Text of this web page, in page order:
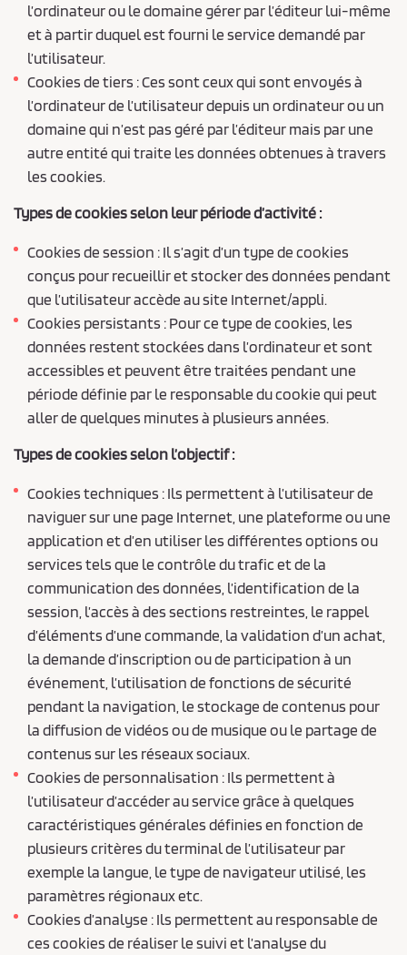
l’ordinateur ou le domaine gérer par l’éditeur lui-même
et à partir duquel est fourni le service demandé par
l’utilisateur.
Cookies de tiers : Ces sont ceux qui sont envoyés à
l’ordinateur de l’utilisateur depuis un ordinateur ou un
domaine qui n’est pas géré par l’éditeur mais par une
autre entité qui traite les données obtenues à travers
les cookies.
Types de cookies selon leur période d’activité :
Cookies de session : Il s’agit d’un type de cookies
conçus pour recueillir et stocker des données pendant
que l’utilisateur accède au site Internet/appli.
Cookies persistants : Pour ce type de cookies, les
données restent stockées dans l’ordinateur et sont
accessibles et peuvent être traitées pendant une
période définie par le responsable du cookie qui peut
aller de quelques minutes à plusieurs années.
Types de cookies selon l’objectif :
Cookies techniques : Ils permettent à l’utilisateur de
naviguer sur une page Internet, une plateforme ou une
application et d’en utiliser les différentes options ou
services tels que le contrôle du trafic et de la
communication des données, l’identification de la
session, l’accès à des sections restreintes, le rappel
d’éléments d’une commande, la validation d’un achat,
la demande d’inscription ou de participation à un
événement, l’utilisation de fonctions de sécurité
pendant la navigation, le stockage de contenus pour
la diffusion de vidéos ou de musique ou le partage de
contenus sur les réseaux sociaux.
Cookies de personnalisation : Ils permettent à
l’utilisateur d’accéder au service grâce à quelques
caractéristiques générales définies en fonction de
plusieurs critères du terminal de l’utilisateur par
exemple la langue, le type de navigateur utilisé, les
paramètres régionaux etc.
Cookies d’analyse : Ils permettent au responsable de
ces cookies de réaliser le suivi et l’analyse du